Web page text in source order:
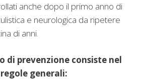
anche dopo il primo anno di
e neurologica da ripetere
di anni.
di prevenzione consiste nel
generali: